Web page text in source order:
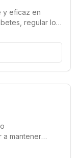
y eficaz en
regular los
a mantener